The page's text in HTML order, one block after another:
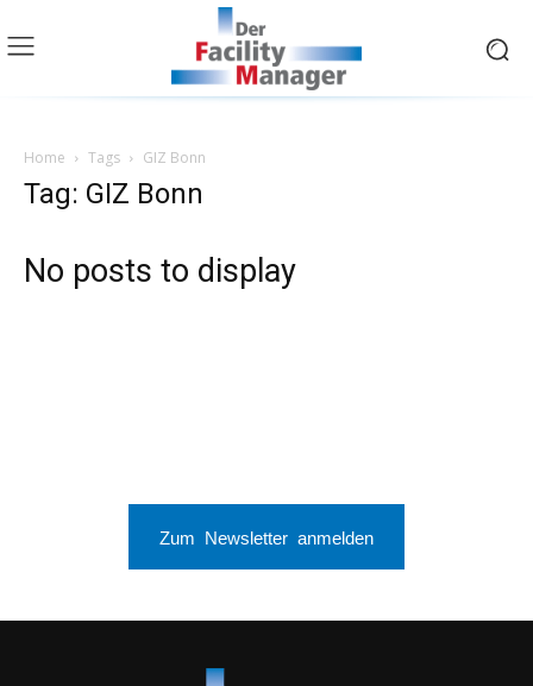
Home Tags GIZ Bonn
Tag: GIZ Bonn
No posts to display
Zum Newsletter anmelden